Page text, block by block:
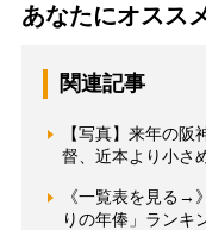
あなたにオスス
関連記事
【写真】来年の
督、近本より小さ
《一覧表を見る→
りの年俸」ラン